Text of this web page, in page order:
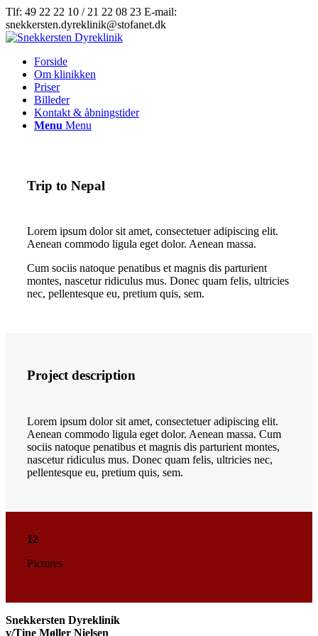
Tlf: 49 22 22 10 / 21 22 08 23 E-mail:
snekkersten.dyreklinik@stofanet.dk
Forside
Om klinikken
Priser
Billeder
Kontakt & åbningstider
Menu Menu
Trip to Nepal
Lorem ipsum dolor sit amet, consectetuer adipiscing elit.
Aenean commodo ligula eget dolor. Aenean massa.
Cum sociis natoque penatibus et magnis dis parturient
montes, nascetur ridiculus mus. Donec quam felis, ultricies
nec, pellentesque eu, pretium quis, sem.
Project description
Lorem ipsum dolor sit amet, consectetuer adipiscing elit.
Aenean commodo ligula eget dolor. Aenean massa. Cum
sociis natoque penatibus et magnis dis parturient montes,
nascetur ridiculus mus. Donec quam felis, ultricies nec,
pellentesque eu, pretium quis, sem.
12
Pictures
Snekkersten Dyreklinik
v/Tine Møller Nielsen